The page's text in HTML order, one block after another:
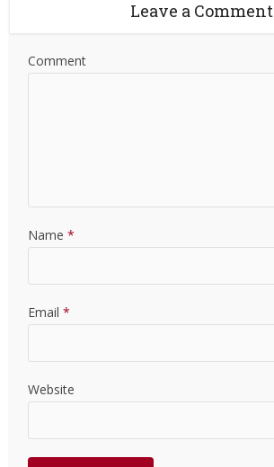
Leave a Comment
Comment
Name *
Email *
Website